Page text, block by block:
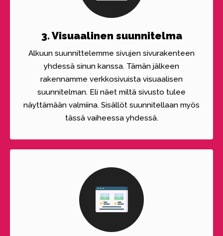
3. Visuaalinen suunnitelma
Alkuun suunnittelemme sivujen sivurakenteen
yhdessä sinun kanssa. Tämän jälkeen
rakennamme verkkosivuista visuaalisen
suunnitelman. Eli näet miltä sivusto tulee
näyttämään valmiina. Sisällöt suunnitellaan myös
tässä vaiheessa yhdessä.